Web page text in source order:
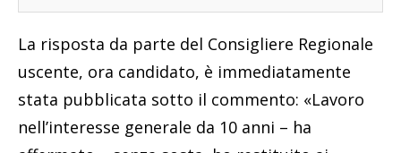
La risposta da parte del Consigliere Regionale
uscente, ora candidato, è immediatamente
stata pubblicata sotto il commento: «Lavoro
nell’interesse generale da 10 anni – ha